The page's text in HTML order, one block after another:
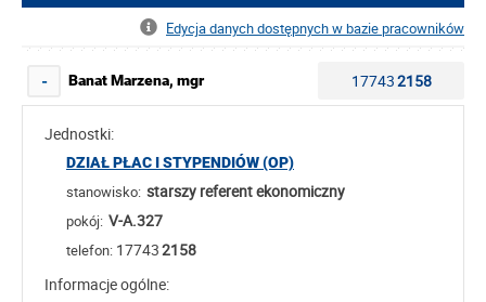
Edycja danych dostępnych w bazie pracowników
- Banat Marzena, mgr 177432158
Jednostki:
DZIAŁ PŁAC I STYPENDIÓW (OP)
stanowisko: starszy referent ekonomiczny
pokój: V-A.327
telefon: 177432158
Informacje ogólne: